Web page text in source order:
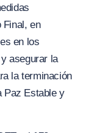
Final, en
en los
asegurar la
la terminación
Paz Estable y